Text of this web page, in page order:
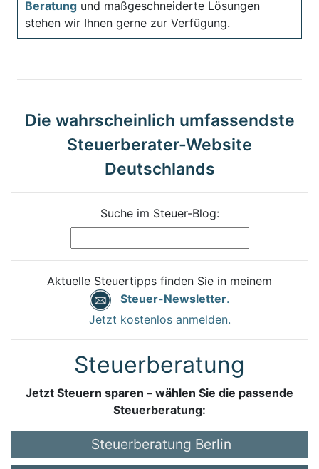
Beratung und maßgeschneiderte Lösungen
stehen wir Ihnen gerne zur Verfügung.
Die wahrscheinlich umfassendste
Steuerberater-Website
Deutschlands
Suche im Steuer-Blog:
Aktuelle Steuertipps finden Sie in meinem
Steuer-Newsletter.
Jetzt kostenlos anmelden.
Steuerberatung
Jetzt Steuern sparen – wählen Sie die passende
Steuerberatung:
Steuerberatung Berlin